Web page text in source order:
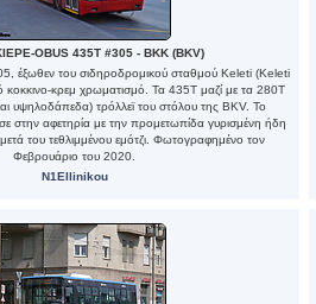
OBUS 435T #305 - BKK (BKV)
έξωθεν του σιδηροδρομικού σταθμού Keleti (Keleti
κοκκινο-κρεμ χρωματισμό. Τα 435Τ μαζί με τα 280Τ
υψηλοδάπεδα) τρόλλεϊ του στόλου της ΒΚV. Το
στην αφετηρία με την προμετωπίδα γυρισμένη ήδη
του τεθλιμμένου εμότζι. Φωτογραφημένο τον
Φεβρουάριο του 2020.
N1Ellinikou